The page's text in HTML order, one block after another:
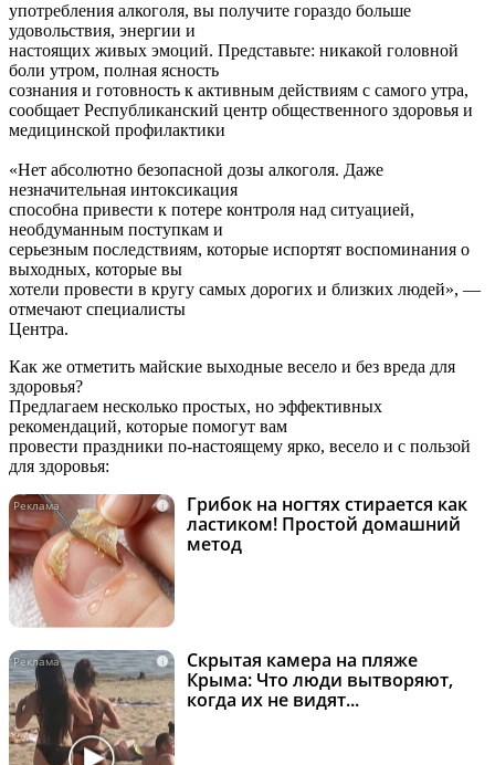
употребления алкоголя, вы получите гораздо больше
удовольствия, энергии и
настоящих живых эмоций. Представьте: никакой головной
боли утром, полная ясность
сознания и готовность к активным действиям с самого утра,
сообщает Республиканский центр общественного здоровья и
медицинской профилактики
«Нет абсолютно безопасной дозы алкоголя. Даже
незначительная интоксикация
способна привести к потере контроля над ситуацией,
необдуманным поступкам и
серьезным последствиям, которые испортят воспоминания о
выходных, которые вы
хотели провести в кругу самых дорогих и близких людей», —
отмечают специалисты
Центра.
Как же отметить майские выходные весело и без вреда для
здоровья?
Предлагаем несколько простых, но эффективных
рекомендаций, которые помогут вам
провести праздники по-настоящему ярко, весело и с пользой
для здоровья:
i
Грибок на ногтях стирается как
ластиком! Простой домашний
метод
i
Скрытая камера на пляже
Крыма: Что люди вытворяют,
когда их не видят...